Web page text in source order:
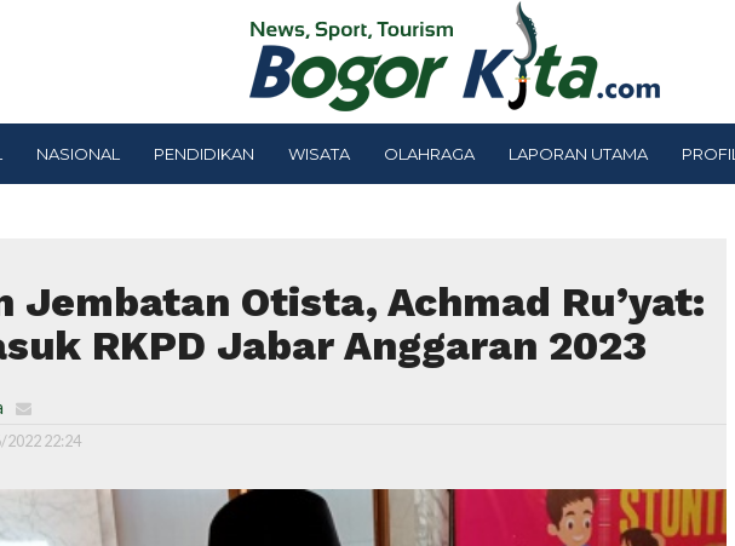
NASIONAL PENDIDIKAN WISATA OLAHRAGA LAPORAN UTAMA PROFIL
Jembatan Otista, Achmad Ru’yat:
RKPD Jabar Anggaran 2023
2022 22:24